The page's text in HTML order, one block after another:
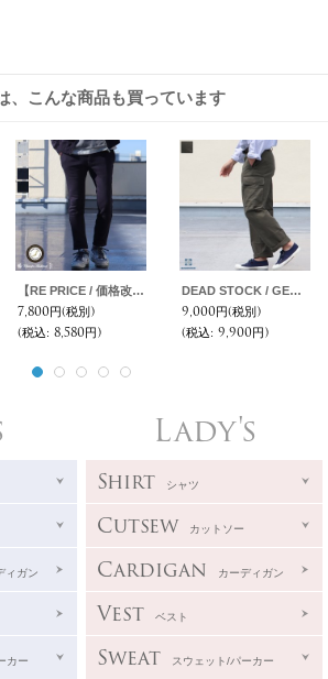
、こんな商品も買っています
【RE PRICE / 価格改定】度詰裏毛スラックスアンクルパンツ【MADE IN JAPAN】『日本製』/ Upscape Audience
7,800円(税別)
(税込: 8,580円)
DEAD STOCK / GERMAN ARMY MOLESKIN CARGO PANTS（ドイツ軍 モールスキン カーゴパンツ）/ デッドストック
9,000円(税別)
(税込: 9,900円)
ィガン
カー
Lady's
Shirt シャツ
Cutsew カットソー
Cardigan カーディガン
Vest ベスト
Sweat スウェット/パーカー